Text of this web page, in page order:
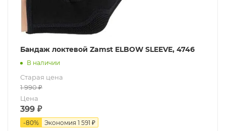
Бандаж локтевой Zamst ELBOW SLEEVE, 4746
В наличии
Старая цена
1 990₽
Цена
399 ₽
-80% Экономия 1 591 ₽